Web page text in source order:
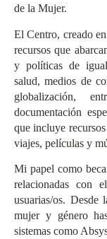
de la Mujer.
El Centro, creado
recursos que
y políticas de
salud, medios de
globalización,
documentación
que incluye
viajes, películas y
Mi papel como
relacionadas con
usuarias/os. Desde
mujer y género
sistemas como